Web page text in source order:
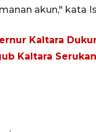
akun," kata
Kaltara
Kaltara